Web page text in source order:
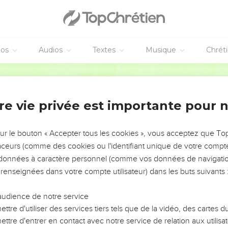
Audios Textes Musique
de Dieu
Dieu très élevé qui demeure éternellement, qui s’appelle le
mais je demeure aussi avec l’homme accablé, à l’esprit
que j’intenterai un procès, ni éternellement que je
les êtres que j’ai faits dépériraient.
d’Israël m’avait mis en colère. Alors je l’ai frappé et je
il a suivi la voie où l’inclinait son cœur.
mais je le guérirai et je le conduirai, je le consolerai, lui et
des hymnes de louange. Paix, paix à qui est loin comme à
à la mer agitée qui ne peut se calmer et dont les
vie privée est importante pour
le bouton « Accepter tous les cookies », vous acceptez que
(comme des cookies ou l'identifiant unique de votre
à caractère personnel (comme vos données de
dans votre compte utilisateur) dans les buts suivants :
de notre service
d'utiliser des services tiers tels que de la vidéo, des cartes
d'entrer en contact avec notre service de relation aux